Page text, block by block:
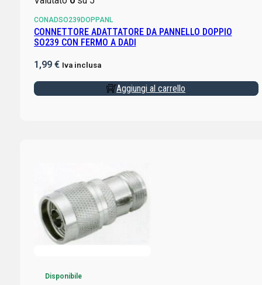
CONADSO239DOPPANL
CONNETTORE ADATTATORE DA PANNELLO DOPPIO
SO239 CON FERMO A DADI
1,99 € Iva inclusa
Aggiungi al carrello
Disponibile